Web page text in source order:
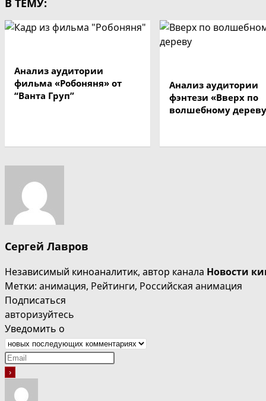
В ТЕМУ:
Анализ аудитории
фильма «Робоняня» от
“Ванта Груп”
Анализ аудитории
фэнтези «Вверх по
волшебному
Сергей Лавров
Независимый киноаналитик, автор канала Новости
Метки: анимация, Рейтинги, Российская анимация
Подписаться
авторизуйтесь
Уведомить о